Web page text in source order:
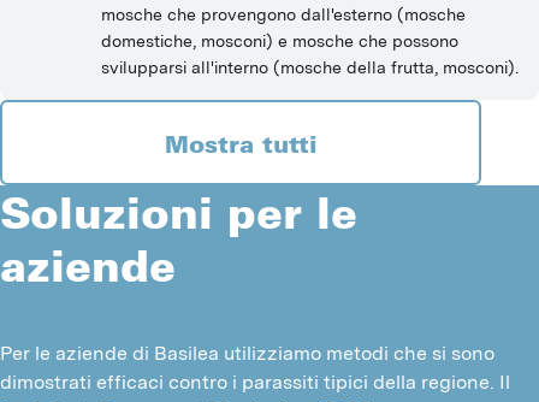
mosche che provengono dall'esterno (mosche
domestiche, mosconi) e mosche che possono
svilupparsi all'interno (mosche della frutta, mosconi).
Mostra tutti
Soluzioni per le
aziende
Per le aziende di Basilea utilizziamo metodi che si sono